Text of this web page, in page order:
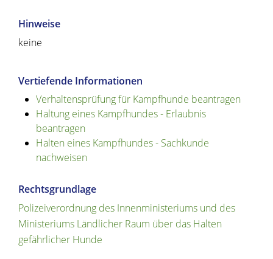
Hinweise
keine
Vertiefende Informationen
Verhaltensprüfung für Kampfhunde beantragen
Haltung eines Kampfhundes - Erlaubnis
beantragen
Halten eines Kampfhundes - Sachkunde
nachweisen
Rechtsgrundlage
Polizeiverordnung des Innenministeriums und des
Ministeriums Ländlicher Raum über das Halten
gefährlicher Hunde